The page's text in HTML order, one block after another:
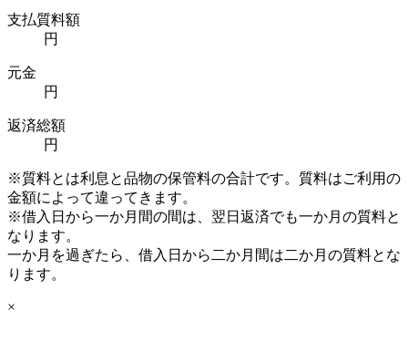
支払質料額
円
元金
円
返済総額
円
※質料とは利息と品物の保管料の合計です。質料はご利用の
金額によって違ってきます。
※借入日から一か月間の間は、翌日返済でも一か月の質料と
なります。
一か月を過ぎたら、借入日から二か月間は二か月の質料とな
ります。
×